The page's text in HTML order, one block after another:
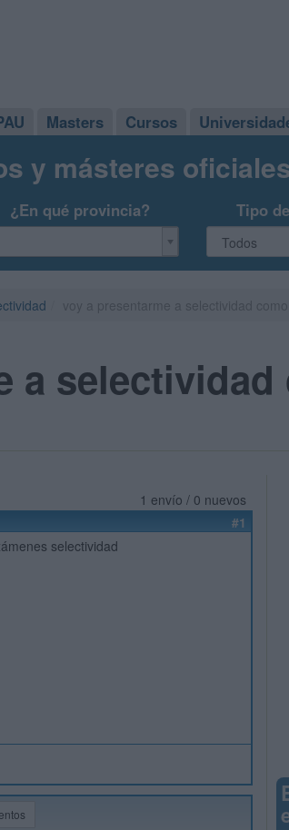
Masters Cursos
y másteres
¿En qué provincia? Tipo
a
1 envío / 0 nuevos
#1
selectividad